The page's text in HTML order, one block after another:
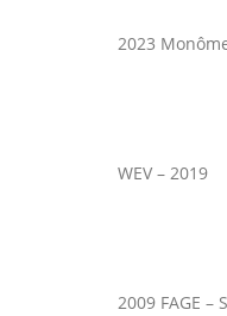
2023
WEV – 2019
2009 FAGE –